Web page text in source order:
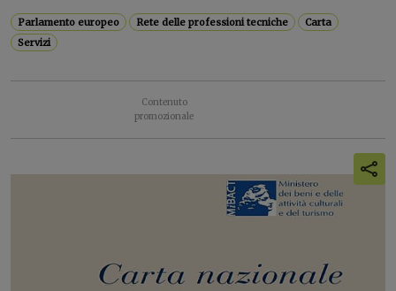
Parlamento europeo Rete delle professioni tecniche
Carta
Servizi